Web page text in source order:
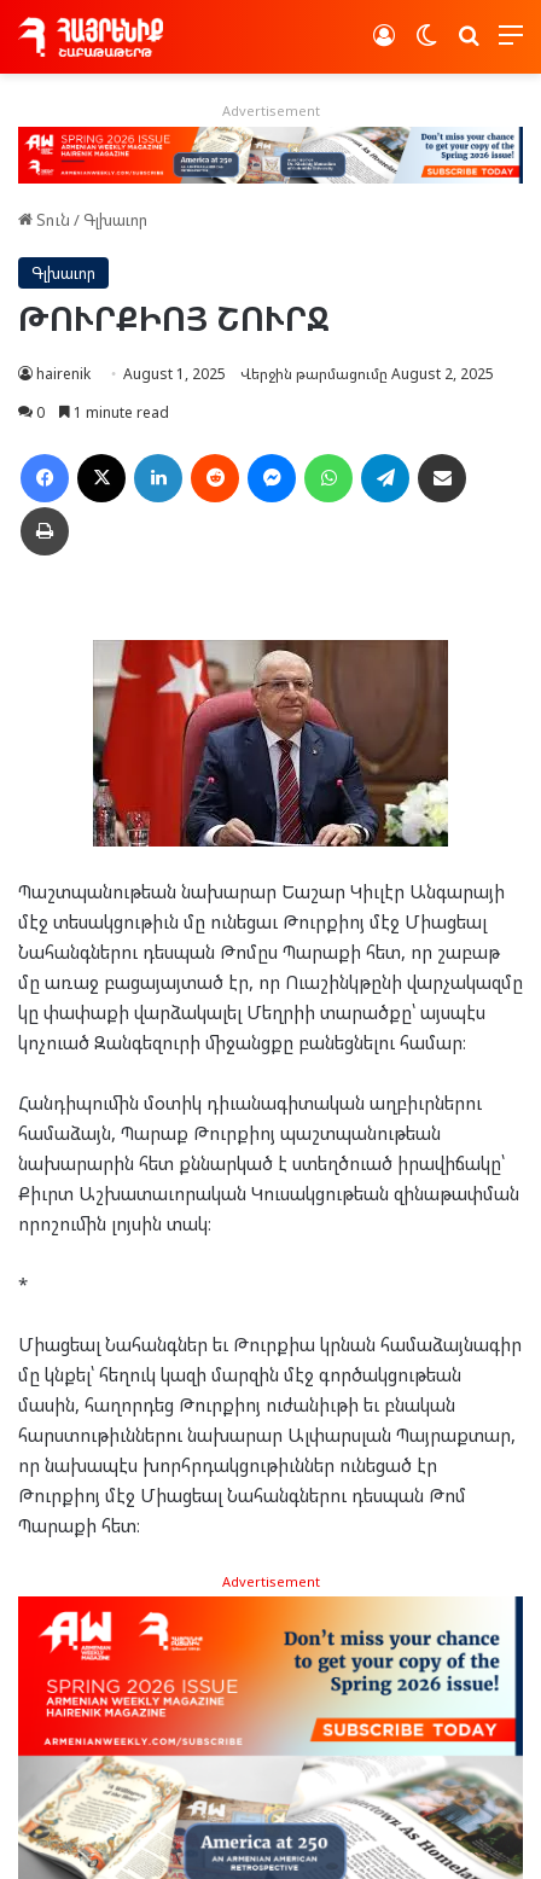
Switch skin
Log In
Advertisement
Տուն / Գլխաւոր
Գլխաւոր
ԹՈՒՐՔԻՈՅ ՇՈՒՐՋ
hairenik August 1, 2025
Վերջին թարմացումը August 2, 2025
0
1 minute read
Facebook LinkedIn Reddit MessengerWhatsAppTelegram
Տպել
Պաշտպանութեան նախարար Եաշար Կիւլէր Անգարայի
մէջ տեսակցութիւն մը ունեցաւ Թուրքիոյ մէջ Միացեալ
Նահանգներու դեսպան Թոմըս Պարաքի հետ, որ շաբաթ
մը առաջ բացայայտած էր, որ Ուաշինկթընի վարչակազմը
կը փափաքի վարձակալել Մեղրիի տարածքը՝ այսպէս
կոչուած Զանգեզուրի միջանցքը բանեցնելու համար։
Հանդիպումին մօտիկ դիւանագիտական աղբիւրներու
համաձայն, Պարաք Թուրքիոյ պաշտպանութեան
նախարարին հետ քննարկած է ստեղծուած իրավիճակը՝
Քիւրտ Աշխատաւորական Կուսակցութեան զինաթափման
որոշումին լոյսին տակ։
*
Միացեալ Նահանգներ եւ Թուրքիա կրնան համաձայնագիր
մը կնքել՝ հեղուկ կազի մարզին մէջ գործակցութեան
մասին, հաղորդեց Թուրքիոյ ուժանիւթի եւ բնական
հարստութիւններու նախարար Ալփարսլան Պայրաքտար,
որ նախապէս խորհրդակցութիւններ ունեցած էր
Թուրքիոյ մէջ Միացեալ Նահանգներու դեսպան Թոմ
Պարաքի հետ։
Advertisement